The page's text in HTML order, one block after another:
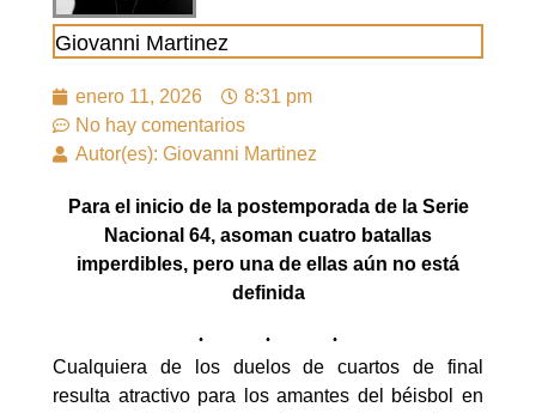
Giovanni Martinez
enero 11, 2026
8:31 pm
No hay comentarios
Autor(es): Giovanni Martinez
Para el inicio de la postemporada de la Serie
Nacional 64, asoman cuatro batallas
imperdibles, pero una de ellas aún no está
definida
Cualquiera de los duelos de cuartos de final
resulta atractivo para los amantes del béisbol en